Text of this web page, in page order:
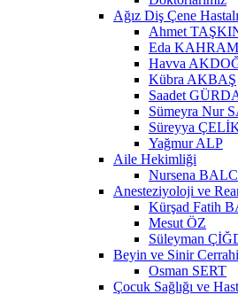
Ağız Diş Çene
Ahmet
Eda
Havva
Kübra AKBAŞ
Saadet
Sümeyra Nur
Süreyya
Yağmur ALP
Aile Hekimliği
Nursena
Anesteziyoloji ve
Kürşad Fatih
Mesut ÖZ
Süleyman
Beyin ve Sinir
Osman SERT
Çocuk Sağlığı ve